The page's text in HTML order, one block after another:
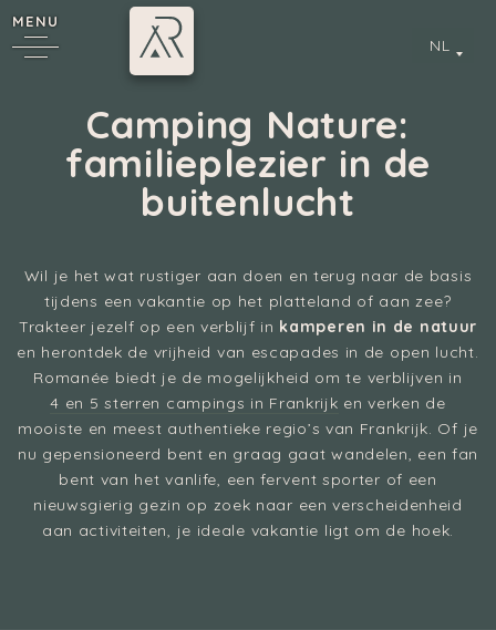
MENU
NL
Camping Nature:
familieplezier in de
buitenlucht
Wil je het wat rustiger aan doen en terug naar de basis
tijdens een vakantie op het platteland of aan zee?
Trakteer jezelf op een verblijf in kamperen in de natuur
en herontdek de vrijheid van escapades in de open lucht.
Romanée biedt je de mogelijkheid om te verblijven in
4 en 5 sterren campings in Frankrijk en verken de
mooiste en meest authentieke regio’s van Frankrijk. Of je
nu gepensioneerd bent en graag gaat wandelen, een fan
bent van het vanlife, een fervent sporter of een
nieuwsgierig gezin op zoek naar een verscheidenheid
aan activiteiten, je ideale vakantie ligt om de hoek.